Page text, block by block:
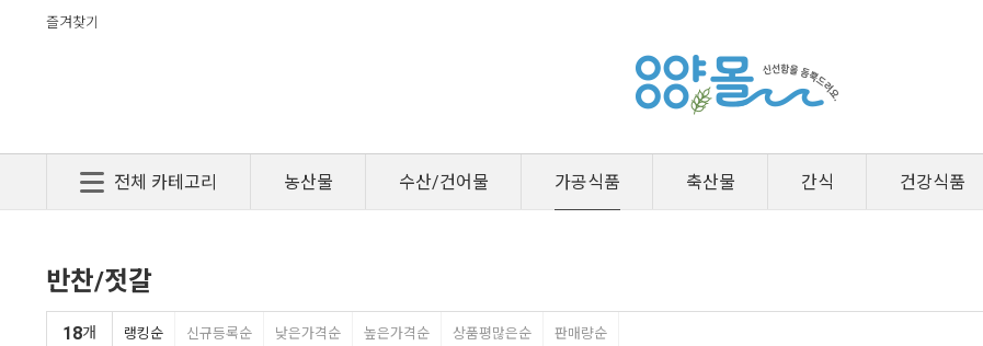
즐겨찾기
전체 카테고리 농산물 수산/건어물 가공식품 축산물 간식 건강식품
반찬/젓갈
18개 랭킹순 신규등록순 낮은가격순 높은가격순 상품평많은순 판매량순